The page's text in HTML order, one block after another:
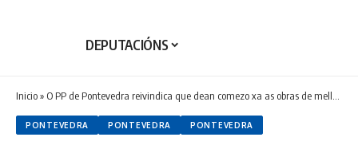
DEPUTACIÓNS
Inicio» O PP de Pontevedra reivindica que dean comezo xa as obras de mellora da seguridade viaria da estrada N-120 ao seu paso por Ponteareas que acumulan 9 anos de retraso
PONTEVEDRA PONTEVEDRA PONTEVEDRA